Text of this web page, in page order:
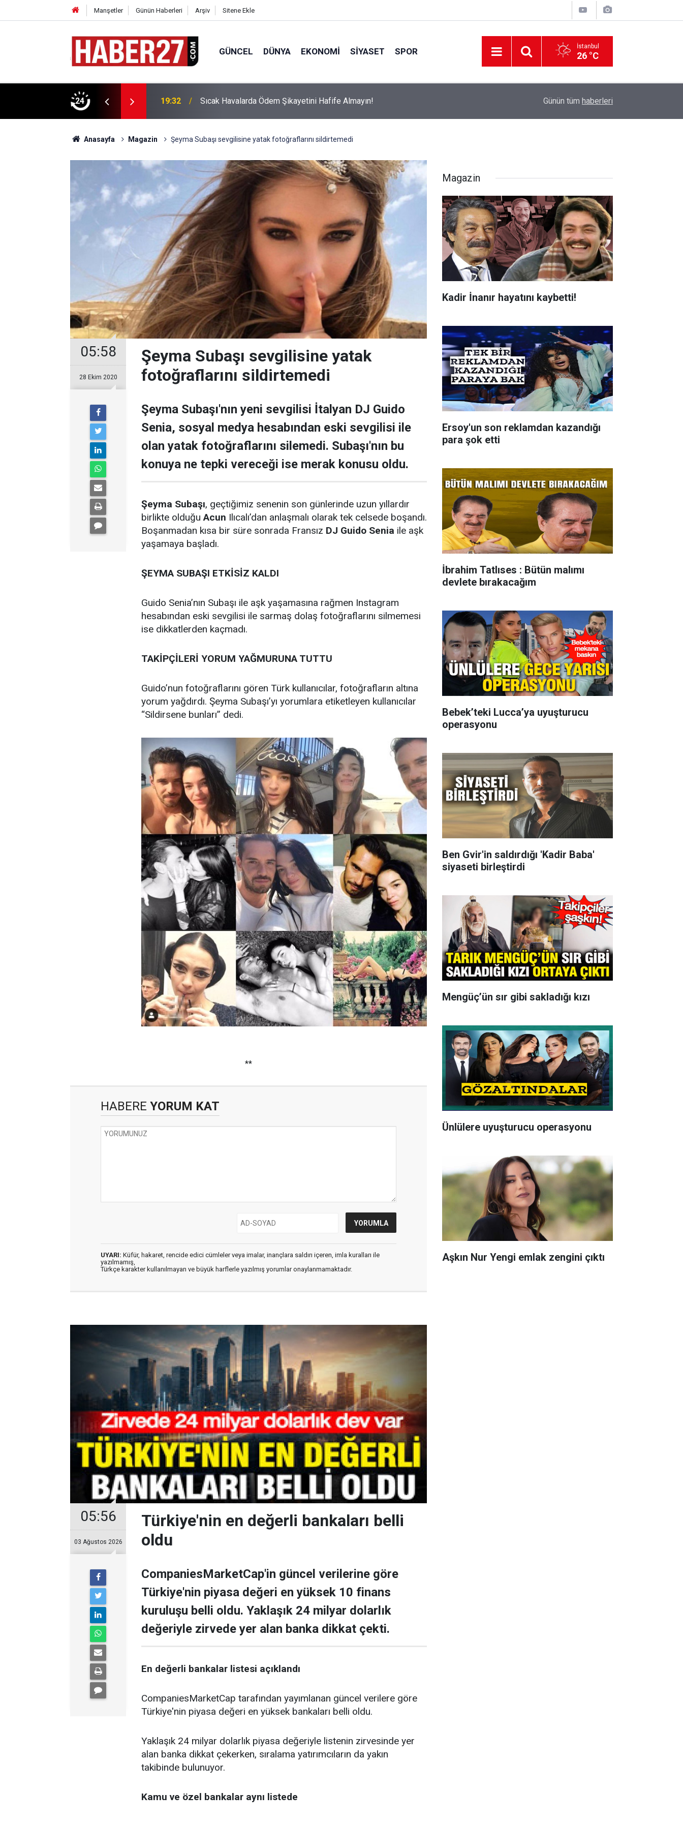
Manşetler Günün Haberleri Arşiv Sitene Ekle
GÜNCEL DÜNYA EKONOMI SIYASET SPOR İstanbul
26 °C
24 19:32 Sıcak Havalarda Ödem Şikayetini Hafife Almayın! İzmir 112’de Kan Donduran İddialar!
Günün tüm haberleri
Anasayfa Magazin Şeyma Subaşı sevgilisine yatak fotoğraflarını sildirtemedi
05:58
28 Ekim 2020
Şeyma Subaşı sevgilisine yatak
fotoğraflarını sildirtemedi
Şeyma Subaşı'nın yeni sevgilisi İtalyan DJ Guido
Senia, sosyal medya hesabından eski sevgilisi ile
olan yatak fotoğraflarını silemedi. Subaşı'nın bu
konuya ne tepki vereceği ise merak konusu oldu.
Şeyma Subaşı, geçtiğimiz senenin son günlerinde uzun yıllardır
birlikte olduğuAcun Ilıcalı’dan anlaşmalı olarak tek celsede boşandı.
Boşanmadan kısa bir süre sonrada Fransız DJ Guido Senia ile aşk
yaşamaya başladı.
ŞEYMA SUBAŞI ETKİSİZ KALDI
Guido Senia’nın Subaşı ile aşk yaşamasına rağmen Instagram
hesabından eski sevgilisi ile sarmaş dolaş fotoğraflarını silmemesi
ise dikkatlerden kaçmadı.
TAKİPÇİLERİ YORUM YAĞMURUNA TUTTU
Guido’nun fotoğraflarını gören Türk kullanıcılar, fotoğrafların altına
yorum yağdırdı. Şeyma Subaşı’yı yorumlara etiketleyen kullanıcılar
“Sildirsene bunları” dedi.
**
HABERE YORUM KAT
UYARI: Küfür, hakaret, rencide edici cümleler veya imalar, inançlara saldırı içeren, imla kuralları ile
yazılmamış,
Türkçe karakter kullanılmayan ve büyük harflerle yazılmış yorumlar onaylanmamaktadır.
05:56
03 Ağustos 2026
Türkiye'nin en değerli bankaları belli
oldu
CompaniesMarketCap'in güncel verilerine göre
Türkiye'nin piyasa değeri en yüksek 10 finans
kuruluşu belli oldu. Yaklaşık 24 milyar dolarlık
değeriyle zirvede yer alan banka dikkat çekti.
En değerli bankalar listesi açıklandı
CompaniesMarketCap tarafından yayımlanan güncel verilere göre
Türkiye'nin piyasa değeri en yüksek bankaları belli oldu.
Yaklaşık 24 milyar dolarlık piyasa değeriyle listenin zirvesinde yer
alan banka dikkat çekerken, sıralama yatırımcıların da yakın
takibinde bulunuyor.
Kamu ve özel bankalar aynı listede
Magazin
Kadir İnanır hayatını kaybetti!
Ersoy'un son reklamdan kazandığı
para şok etti
İbrahim Tatlıses : Bütün malımı
devlete bırakacağım
Bebek’teki Lucca’ya uyuşturucu
operasyonu
Ben Gvir'in saldırdığı 'Kadir Baba'
siyaseti birleştirdi
Mengüç’ün sır gibi sakladığı kızı
Ünlülere uyuşturucu operasyonu
Aşkın Nur Yengi emlak zengini çıktı